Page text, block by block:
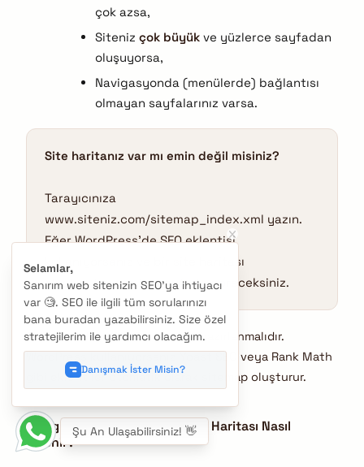
çok azsa,
Siteniz çok büyükve yüzlerce sayfadan
oluşuyorsa,
Navigasyonda (menülerde) bağlantısı
olmayan sayfalarınız varsa.
Site haritanız var mı emin değil misiniz?
Tarayıcınıza
www.siteniz.com/sitemap_index.xml yazın.
Eğer WordPress’de SEO eklentisi
kullanıyorsanız ve bir site haritası
oluşturulmuşsa bu sayfada göreceksiniz.
Site haritaları XML formatında hazırlanmalıdır.
WordPress kullanıyorsanız Yoast SEO veya Rank Math
gibi eklentiler otomatik olarak sitemap oluşturur.
Google Search Console’a Site Haritası Nasıl
Eklenir?
Selamlar,
Sanırım web sitenizin SEO'ya ihtiyacı
var 🧐. SEO ile ilgili tüm sorularınızı
bana buradan yazabilirsiniz. Size özel
stratejilerim ile yardımcı olacağım.
Danışmak İster Misin?
Şu An Ulaşabilirsiniz! 👋